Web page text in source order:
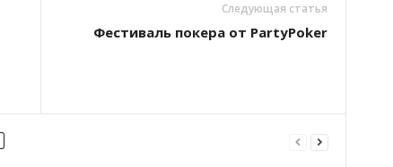
Следующая статья
Фестиваль покера от PartyPoker